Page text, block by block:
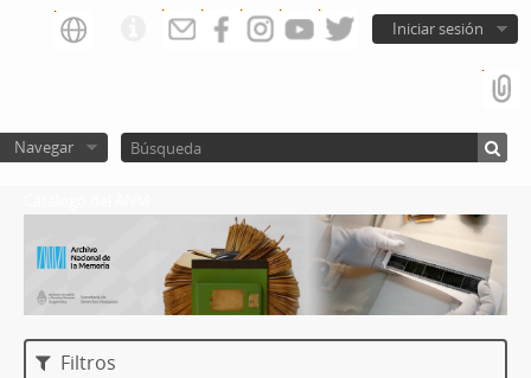
Iniciar sesión
Navegar
Filtros